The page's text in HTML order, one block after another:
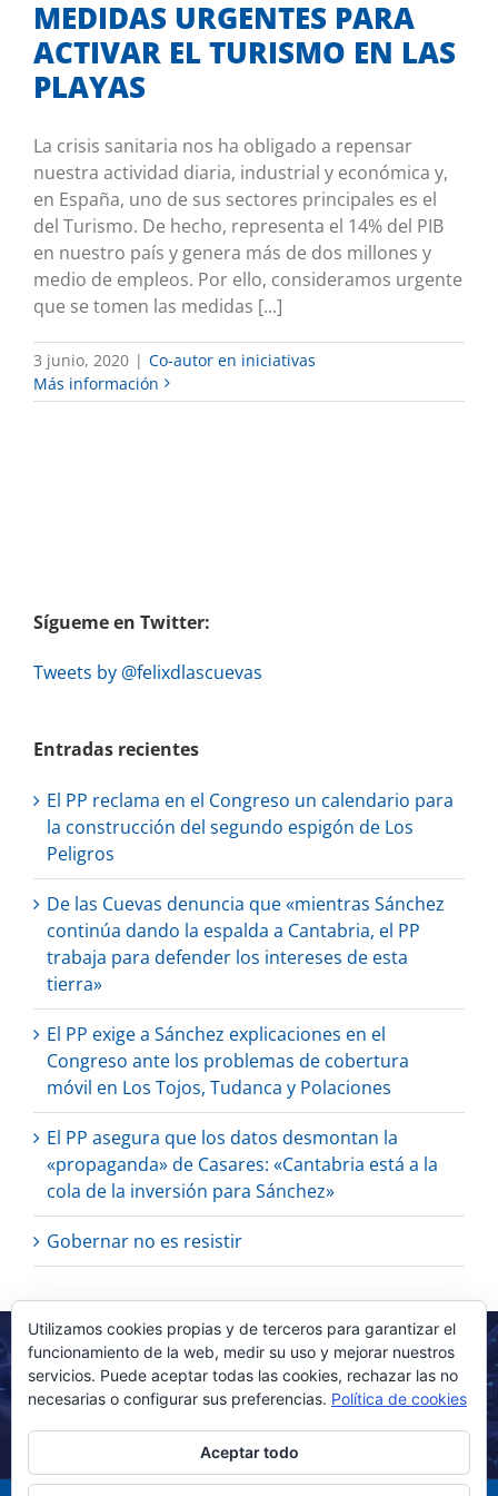
MEDIDAS URGENTES PARA
ACTIVAR EL TURISMO EN LAS
PLAYAS
La crisis sanitaria nos ha obligado a repensar
nuestra actividad diaria, industrial y económica y,
en España, uno de sus sectores principales es el
del Turismo. De hecho, representa el 14% del PIB
en nuestro país y genera más de dos millones y
medio de empleos. Por ello, consideramos urgente
que se tomen las medidas [...]
3 junio, 2020 | Co-autor en iniciativas
Más información
Sígueme en Twitter:
Tweets by @felixdlascuevas
Entradas recientes
El PP reclama en el Congreso un calendario para
la construcción del segundo espigón de Los
Peligros
De las Cuevas denuncia que «mientras Sánchez
continúa dando la espalda a Cantabria, el PP
trabaja para defender los intereses de esta
tierra»
El PP exige a Sánchez explicaciones en el
Congreso ante los problemas de cobertura
móvil en Los Tojos, Tudanca y Polaciones
El PP asegura que los datos desmontan la
«propaganda» de Casares: «Cantabria está a la
cola de la inversión para Sánchez»
Gobernar no es resistir
Utilizamos cookies propias y de terceros para garantizar el
funcionamiento de la web, medir su uso y mejorar nuestros
servicios. Puede aceptar todas las cookies, rechazar las no
necesarias o configurar sus preferencias. Política de cookies
Aceptar todo